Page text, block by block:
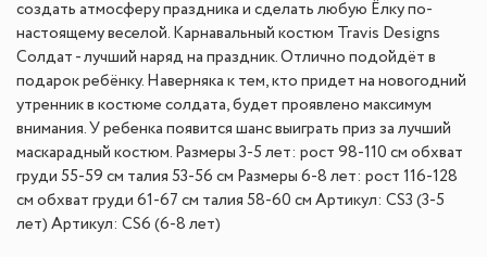
создать атмосферу праздника и сделать любую Ёлку по-
настоящему веселой. Карнавальный костюм Travis Designs
Солдат - лучший наряд на праздник. Отлично подойдёт в
подарок ребёнку. Наверняка к тем, кто придет на новогодний
утренник в костюме солдата, будет проявлено максимум
внимания. У ребенка появится шанс выиграть приз за лучший
маскарадный костюм. Размеры 3-5 лет: рост 98-110 см обхват
груди 55-59 см талия 53-56 см Размеры 6-8 лет: рост 116-128
см обхват груди 61-67 см талия 58-60 см Артикул: CS3 (3-5
лет) Артикул: CS6 (6-8 лет)